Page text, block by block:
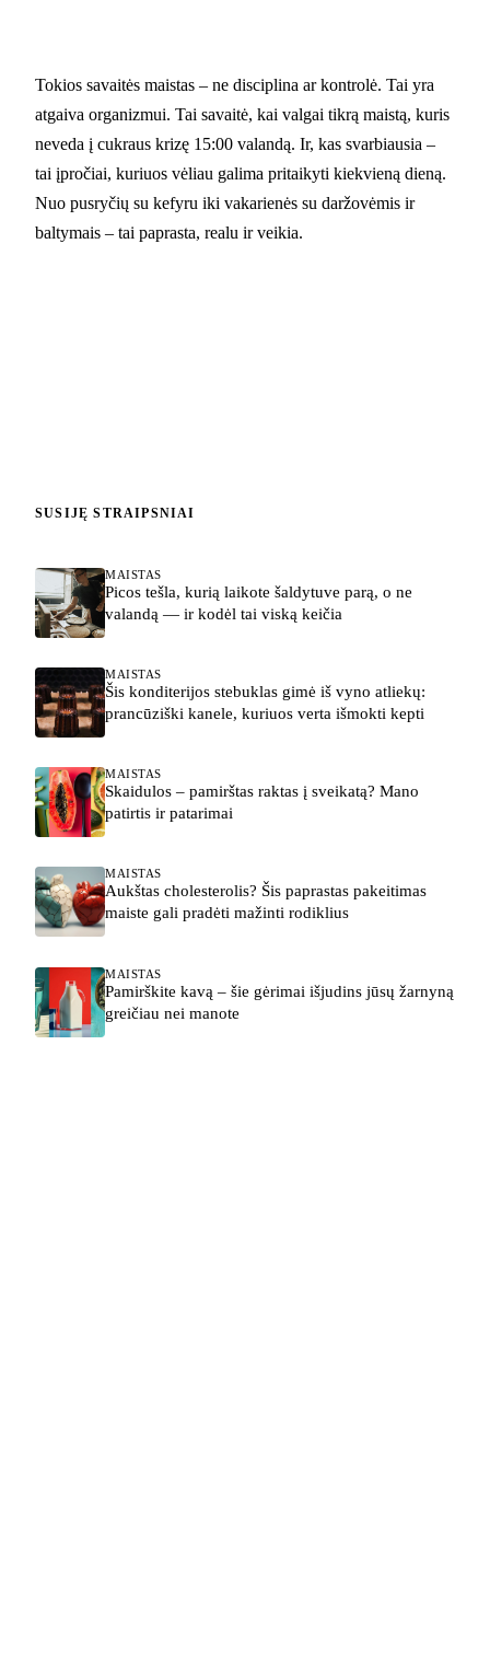
Tokios savaitės maistas – ne disciplina ar kontrolė. Tai yra
atgaiva organizmui. Tai savaitė, kai valgai tikrą maistą, kuris
neveda į cukraus krizę 15:00 valandą. Ir, kas svarbiausia –
tai įpročiai, kuriuos vėliau galima pritaikyti kiekvieną dieną.
Nuo pusryčių su kefyru iki vakarienės su daržovėmis ir
baltymais – tai paprasta, realu ir veikia.
SUSIJĘ STRAIPSNIAI
MAISTAS
Picos tešla, kurią laikote šaldytuve parą, o ne
valandą — ir kodėl tai viską keičia
MAISTAS
Šis konditerijos stebuklas gimė iš vyno atliekų:
prancūziški kanele, kuriuos verta išmokti kepti
MAISTAS
Skaidulos – pamirštas raktas į sveikatą? Mano
patirtis ir patarimai
MAISTAS
Aukštas cholesterolis? Šis paprastas pakeitimas
maiste gali pradėti mažinti rodiklius
MAISTAS
Pamirškite kavą – šie gėrimai išjudins jūsų žarnyną
greičiau nei manote